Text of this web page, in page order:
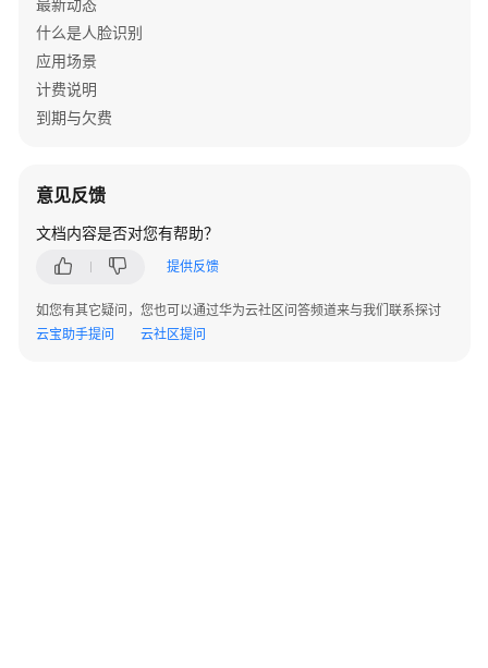
什么是人脸识别
应用场景
计费说明
到期与欠费
意见反馈
文档内容是否对您有帮助？
提供反馈
如您有其它疑问，您也可以通过华为云社区问答频道来与我们联系探讨
云宝助手提问
云社区提问